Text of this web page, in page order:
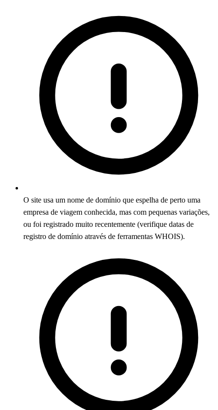
O site usa um nome de domínio que espelha de perto uma
empresa de viagem conhecida, mas com pequenas variações,
ou foi registrado muito recentemente (verifique datas de
registro de domínio através de ferramentas WHOIS).